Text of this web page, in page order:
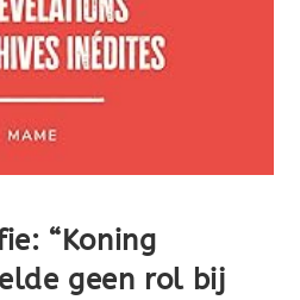
“Koning
geen rol bij